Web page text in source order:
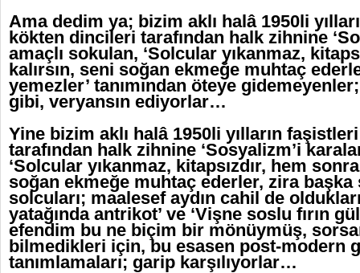
Ama dedim ya; bizim aklı halâ 1950li
kökten dincileri tarafından halk zihnine
amaçlı sokulan, ‘Solcular yıkanmaz,
kalırsın, seni soğan ekmeğe muhtaç
yemezler’ tanımından öteye
gibi, veryansın ediyorlar…
Yine bizim aklı halâ 1950li yılların
tarafından halk zihnine ‘Sosyalizm’i
‘Solcular yıkanmaz, kitapsızdır, hem
soğan ekmeğe muhtaç ederler, zira başka
solcuları; maalesef aydın cahil de
yatağında antrikot’ ve ‘Vişne soslu fırın
efendim bu ne biçim bir mönüymüş,
bilmedikleri için, bu esasen post-modern
tanımlamaları; garip karşılıyorlar…